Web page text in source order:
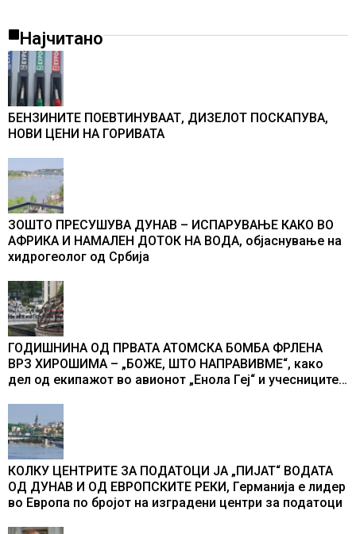
Најчитано
БЕНЗИНИТЕ ПОЕВТИНУВААТ, ДИЗЕЛОТ ПОСКАПУВА,
НОВИ ЦЕНИ НА ГОРИВАТА
ЗОШТО ПРЕСУШУВА ДУНАВ – ИСПАРУВАЊЕ КАКО ВО
АФРИКА И НАМАЛЕН ДОТОК НА ВОДА, објаснување на
хидрогеолог од Србија
ГОДИШНИНА ОД ПРВАТА АТОМСКА БОМБА ФРЛЕНА
ВРЗ ХИРОШИМА – „БОЖЕ, ШТО НАПРАВИВМЕ“, како
дел од екипажот во авионот „Енола Геј“ и учесниците
промени текот на историјата
КОЛКУ ЦЕНТРИТЕ ЗА ПОДАТОЦИ ЈА „ПИЈАТ“ ВОДАТА
ОД ДУНАВ И ОД ЕВРОПСКИТЕ РЕКИ, Германија е лидер
во Европа по бројот на изградени центри за податоци